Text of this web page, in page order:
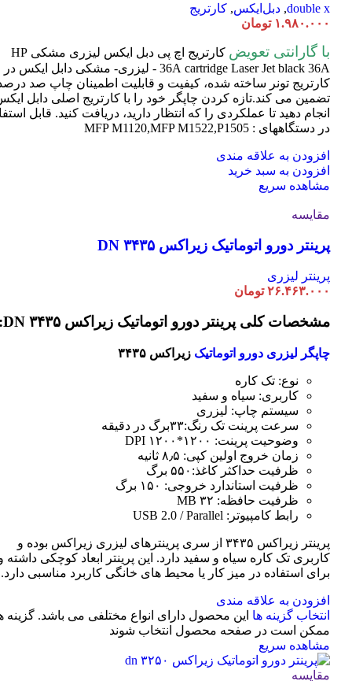
double x
, دبل‌ایکس, کارتریج
۱.۹۸۰.۰۰۰ تومان
با گارانتی تعویض
کارتریج اچ پی دبل ایکس لیزری مشکی HP
36A cartridge Laser
Jet black 36A - لیزری- مشکی دابل ایکس در
کارتریج تونر ساخته شده، کیفیت و قابلیت اطمینان چاپ صد
تضمین می کند.تازه کردن چاپگر خود را با کارتریج اصلی دابل
انجام دهید تا عملکردی را که انتظار دارید، دریافت کنید. قابل
در دستگاههای : MFP M1120,MFP M1522,P1505
افزودن به علاقه مندی
افزودن به سبد خرید
مشاهده سریع
مقایسه
پرینتر دورو اتوماتیک زیراکس DN ۳۴۳۵
پرینتر لیزری
۲۶.۴۶۳.۰۰۰ تومان
مشخصات کلی پرینتر دورو اتوماتیک زیراکس DN ۳۴۳۵:
چاپگر لیزری دورو اتوماتیک زیراکس ۳۴۳۵
نوع: تک کاره
کاربری: سیاه و سفید
سیستم چاپ: لیزری
سرعت پرینت تک رنگ:۳۳برگ در دقیقه
وضوحیت پرینت: ۱۲۰۰*۱۲۰۰ DPI
زمان خروج اولین کپی: ۸٫۵ ثانیه
ظرفیت حداکثر کاغذ:۵۵۰ برگ
ظرفیت استاندارد خروجی: ۱۵۰ برگ
ظرفیت حافظه: ۳۲ MB
رابط کامپیوتر: USB 2.0 / Parallel
پرینتر زیراکس ۳۴۳۵ از سری پرینترهای لیزری زیراکس بوده و
کاربری تک کاره سیاه و سفید دارد. این پرینتر ابعاد کوچکی داشته
برای استفاده در میز کار یا محیط های خانگی کاربرد مناسبی دارد.
افزودن به علاقه مندی
انتخاب گزینه ها این محصول دارای انواع مختلفی می باشد. گزینه
ممکن است در صفحه محصول انتخاب شوند
مشاهده سریع
مقایسه